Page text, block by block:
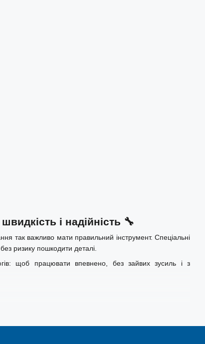
і надійність 🔧
так важливо мати правильний інструмент. Спеціальні
ризику пошкодити деталі.
щоб працювати впевнено, без зайвих зусиль і з